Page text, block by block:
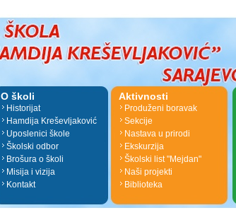
O školi
Historijat
Hamdija Kreševljaković
Uposlenici škole
Školski odbor
Brošura o školi
Misija i vizija
Kontakt
Aktivnosti
Produženi boravak
Sekcije
Nastava u prirodi
Ekskurzija
Školski list "Mejdan"
Naši projekti
Biblioteka